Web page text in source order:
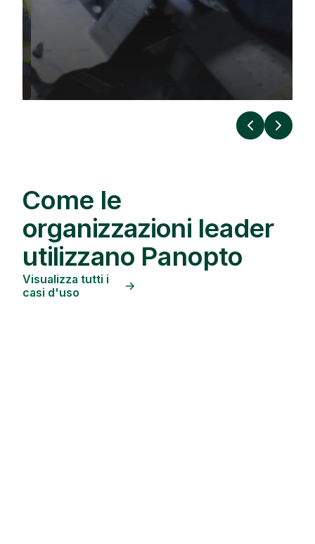
Precedente
Come le
organizzazioni leader
utilizzano Panopto
Visualizza tutti i
casi d'uso